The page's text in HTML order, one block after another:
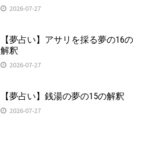
2026-07-27
【夢占い】アサリを採る夢の16の
解釈
2026-07-27
【夢占い】銭湯の夢の15の解釈
2026-07-27